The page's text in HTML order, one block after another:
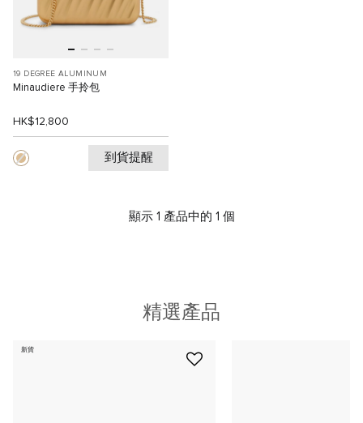
19 DEGREE ALUMINUM
Minaudiere 手拎包
HK$12,800
到貨提醒
顯示 1 產品中的 1 個
精選產品
新貨